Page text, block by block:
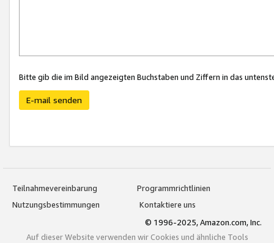
Bitte gib die im Bild angezeigten Buchstaben und Ziffern in das
E-mail senden
Teilnahmevereinbarung
Programmrichtlinien
Nutzungsbestimmungen
Kontaktiere uns
© 1996-2025, Amazon.com, Inc.
Auf dieser Website verwenden wir Cookies und ähnliche Tools